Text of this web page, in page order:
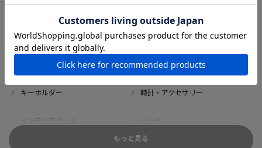
アウトレット サイン・記念グッズ
ボブルヘッド・ぬいぐるみ Tシャツ
DVD・ブルーレイ 雑貨
キーホルダー 時計・アクセサリー
インテリアグッズ バッグ
もっと見る